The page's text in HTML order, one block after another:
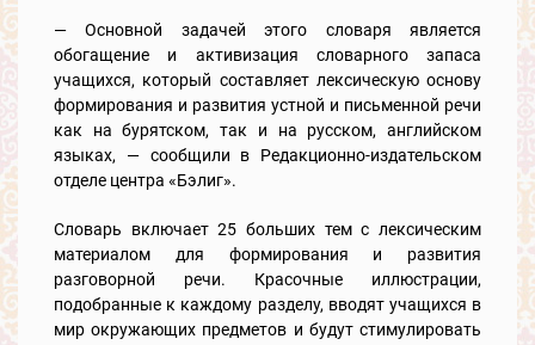
— Основной задачей этого словаря является
обогащение и активизация словарного запаса
учащихся, который составляет лексическую основу
формирования и развития устной и письменной речи
как на бурятском, так и на русском, английском
языках, — сообщили в Редакционно-издательском
отделе центра «Бэлиг».
Словарь включает 25 больших тем с лексическим
материалом для формирования и развития
разговорной речи. Красочные иллюстрации,
подобранные к каждому разделу, вводят учащихся в
мир окружающих предметов и будут стимулировать